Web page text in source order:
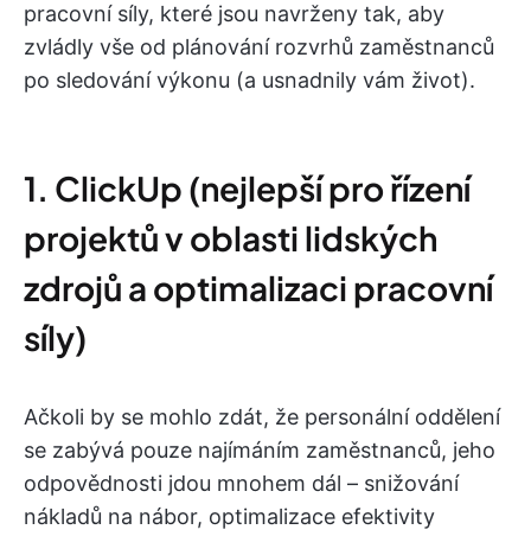
pracovní síly, které jsou navrženy tak, aby
zvládly vše od plánování rozvrhů zaměstnanců
po sledování výkonu (a usnadnily vám život).
1. ClickUp (nejlepší pro řízení
projektů v oblasti lidských
zdrojů a optimalizaci pracovní
síly)
Ačkoli by se mohlo zdát, že personální oddělení
se zabývá pouze najímáním zaměstnanců, jeho
odpovědnosti jdou mnohem dál – snižování
nákladů na nábor, optimalizace efektivity